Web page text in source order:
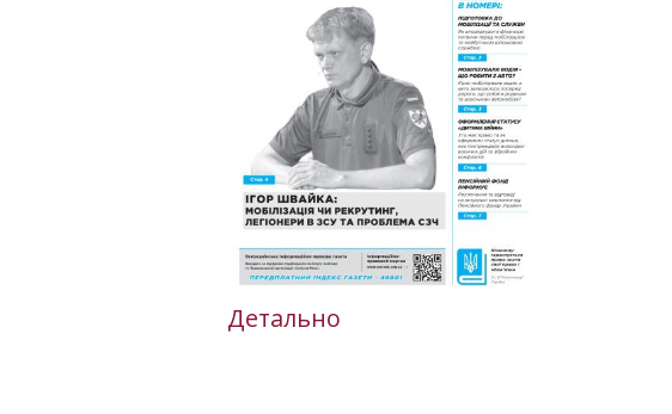
Детально